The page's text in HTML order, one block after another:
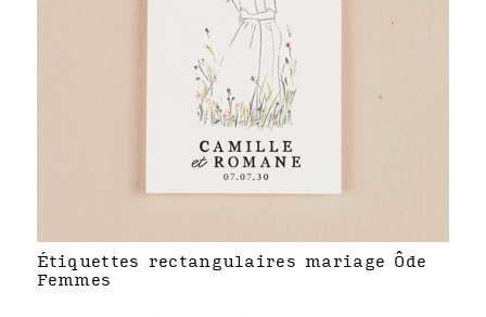
Étiquettes rectangulaires mariage Ôde
Femmes